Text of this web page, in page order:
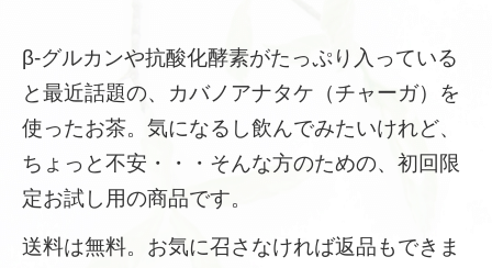
β-グルカンや抗酸化酵素がたっぷり入っている
と最近話題の、カバノアナタケ（チャーガ）を
使ったお茶。気になるし飲んでみたいけれど、
ちょっと不安・・・そんな方のための、初回限
定お試し用の商品です。
送料は無料。お気に召さなければ返品もできま